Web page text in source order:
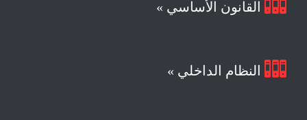
القانون الأساسي »
 النظام الداخلي »